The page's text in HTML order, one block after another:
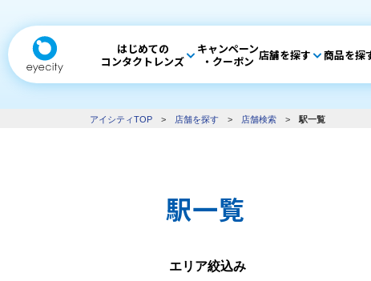
はじめての
コンタクトレンズ
キャンペーン
・クーポン 店舗を探す 商品を探
アイシティTOP > 店舗を探す > 店舗検索 > 駅一覧
駅一覧
エリア絞込み